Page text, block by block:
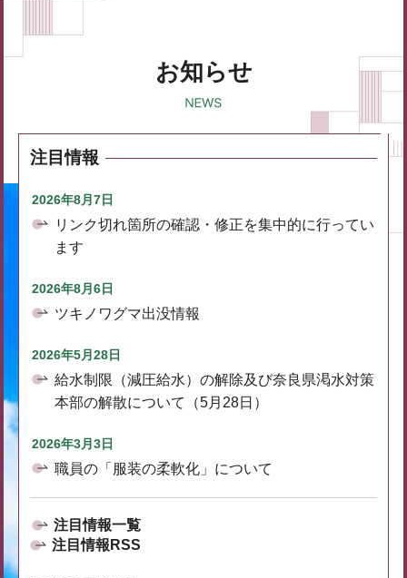
お知らせ
注目情報
2026年8月7日
リンク切れ箇所の確認・修正を集中的に行ってい
ます
2026年8月6日
ツキノワグマ出没情報
2026年5月28日
給水制限（減圧給水）の解除及び奈良県渇水対策
本部の解散について（5月28日）
2026年3月3日
職員の「服装の柔軟化」について
注目情報一覧
注目情報RSS